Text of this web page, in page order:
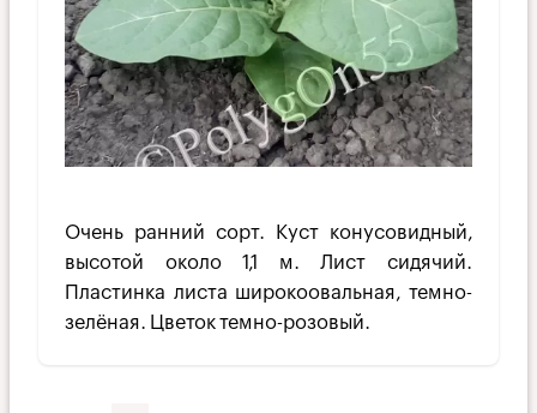
Очень ранний сорт. Куст конусовид­ный,
высотой около 1,1 м. Лист сидячий.
Пластинка листа широкоовальная, темно-
зелёная. Цветок темно-розовый.